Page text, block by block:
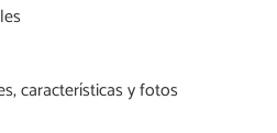
características y fotos